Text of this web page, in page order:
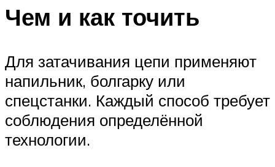
Чем и как точить
Для затачивания цепи применяют
напильник, болгарку или
спецстанки. Каждый способ требует
соблюдения определённой
технологии.